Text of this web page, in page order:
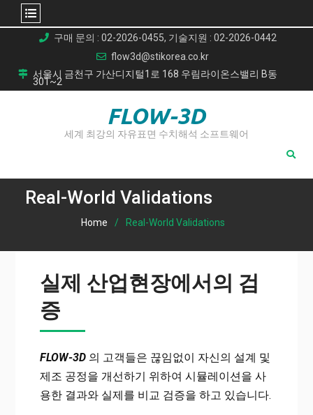
content
구매 문의 : 02-2026-0455, 기술지원 : 02-2026-0442
flow3d@stikorea.co.kr
서울시 금천구 가산디지털1로 168 우림라이온스밸리 B동
301~2
FLOW-3D
세계 최강의 자유표면 수치해석 소프트웨어
Real-World Validations
Home Real-World Validations
실제 산업현장에서의 검
증
FLOW-3D의 고객들은 끊임없이 자신의 설계 및
제조 공정을 개선하기 위하여 시뮬레이션을 사
용한 결과와 실제를 비교 검증을 하고 있습니다.